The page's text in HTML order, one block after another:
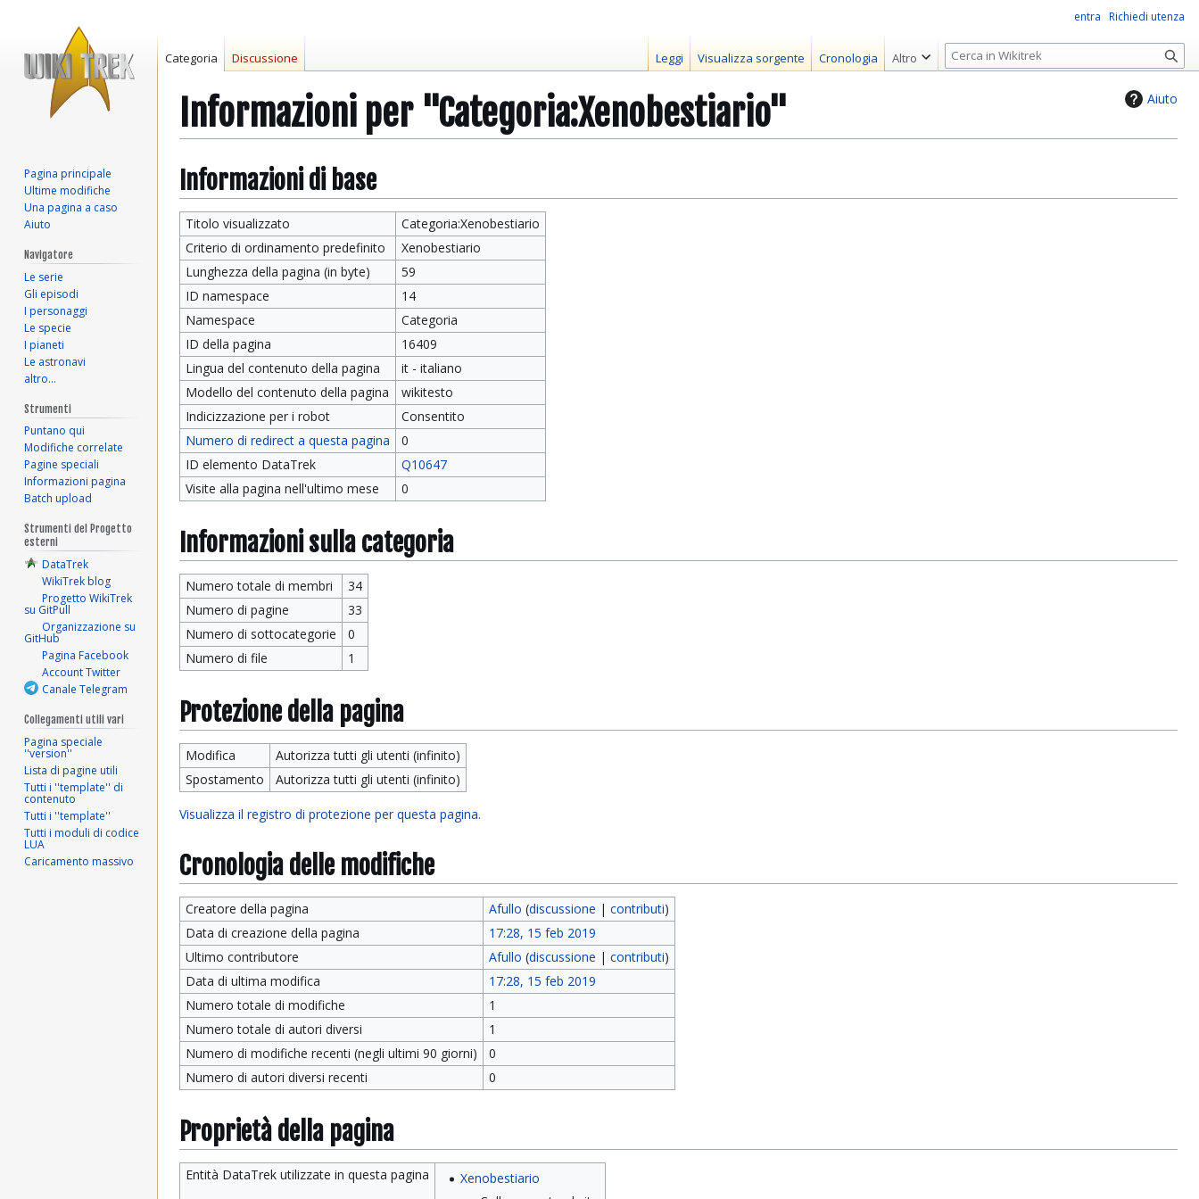
Aiuto
Informazioni per "Categoria:Xenobestiario"
Vai
alla
navigazione
Vai
alla
ricerca
Informazioni di base
Titolo visualizzato
Categoria:Xenobestiario
Criterio di ordinamento predefinito
Xenobestiario
Lunghezza della pagina (in byte)
59
ID namespace
14
Namespace
Categoria
ID della pagina
16409
Lingua del contenuto della pagina
it - italiano
Modello del contenuto della pagina
wikitesto
Indicizzazione per i robot
Consentito
Numero di redirect a questa pagina
0
ID elemento DataTrek
Q10647
Visite alla pagina nell'ultimo mese
0
Informazioni sulla categoria
Numero totale di membri
34
Numero di pagine
33
Numero di sottocategorie
0
Numero di file
1
Protezione della pagina
Modifica
Autorizza tutti gli utenti (infinito)
Spostamento
Autorizza tutti gli utenti (infinito)
Visualizza il registro di protezione per questa pagina.
Cronologia delle modifiche
Creatore della pagina Afullo (discussione | contributi)
Data di creazione della pagina
17:28, 15 feb 2019
Ultimo contributore
Afullo (discussione | contributi)
Data di ultima modifica
17:28, 15 feb 2019
Numero totale di modifiche
1
Numero totale di autori diversi
1
Numero di modifiche recenti (negli ultimi 90 giorni)
0
Numero di autori diversi recenti
0
Proprietà della pagina
Entità DataTrek utilizzate in questa pagina
Xenobestiario
entra Richiedi utenza
Categoria Discussione Leggi Visualizza sorgente Cronologia Altro
R
i
r
Pagina principale
Ultime modifiche
Una pagina a caso
Aiuto
Navigatore
Le serie
Gli episodi
I personaggi
Le specie
I pianeti
Le astronavi
altro…
Strumenti
Puntano qui
Modifiche correlate
Pagine speciali
Informazioni pagina
Batch upload
Strumenti del Progetto
esterni
DataTrek
WikiTrek blog
Progetto WikiTrek
su GitPull
Organizzazione su
GitHub
Pagina Facebook
Account Twitter
Canale Telegram
Collegamenti utili vari
Pagina speciale
''version''
Lista di pagine utili
Tutti i ''template'' di
contenuto
Tutti i ''template''
Tutti i moduli di codice
LUA
Caricamento massivo